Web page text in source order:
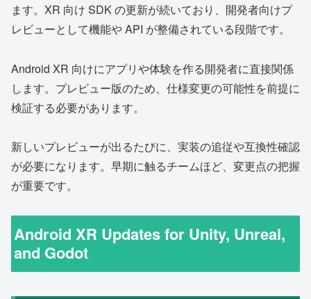
ます。XR 向け SDK の更新が続いており、開発者向けプ
レビューとして機能や API が整備されている段階です。
Android XR 向けにアプリや体験を作る開発者に直接関係
します。プレビュー版のため、仕様変更の可能性を前提に
検証する必要があります。
新しいプレビューが出るたびに、実装の追従や互換性確認
が必要になります。早期に触るチームほど、変更点の把握
が重要です。
Android XR Updates for Unity, Unreal,
and Godot